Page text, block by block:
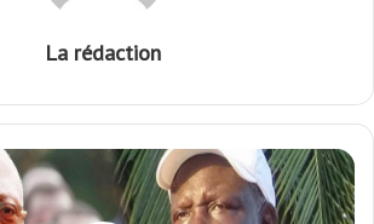
La rédaction